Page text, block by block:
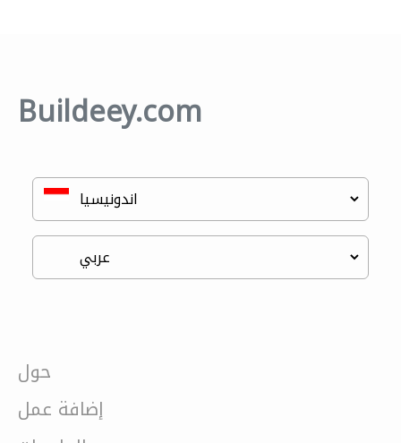
Buildeey.com
حول
إضافة عمل